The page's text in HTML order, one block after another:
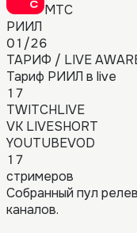
МТС
РИИЛ
01/26
ТАРИФ / LIVE
Тариф РИИЛ в live
17
TWITCHLIVE
VK LIVESHORT
YOUTUBEVOD
17
стримеров
Собранный пул
каналов.